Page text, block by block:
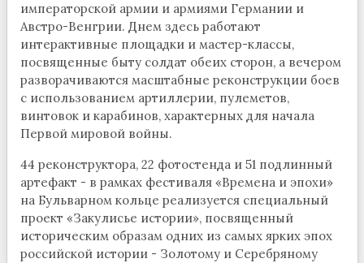
императорской армии и армиями Германии и
Австро-Венгрии. Днем здесь работают
интерактивные площадки и мастер-классы,
посвященные быту солдат обеих сторон, а вечером
разворачиваются масштабные реконструкции боев
с использованием артиллерии, пулеметов,
винтовок и карабинов, характерных для начала
Первой мировой войны.
44 реконструктора, 22 фотостенда и 51 подлинный
артефакт - в рамках фестиваля «Времена и эпохи»
на Бульварном кольце реализуется специальный
проект «Закулисье истории», посвященный
историческим образам одних из самых ярких эпох
российской истории - Золотому и Серебряному